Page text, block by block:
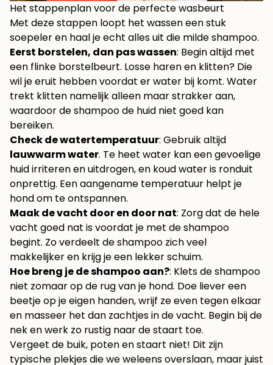
Het stappenplan voor de perfecte wasbeurt
Met deze stappen loopt het wassen een stuk
soepeler en haal je echt alles uit die milde shampoo.
Eerst borstelen, dan pas wassen: Begin altijd met
een flinke borstelbeurt. Losse haren en klitten? Die
wil je eruit hebben voordat er water bij komt. Water
trekt klitten namelijk alleen maar strakker aan,
waardoor de shampoo de huid niet goed kan
bereiken.
Check de watertemperatuur: Gebruik altijd
lauwwarm water. Te heet water kan een gevoelige
huid irriteren en uitdrogen, en koud water is ronduit
onprettig. Een aangename temperatuur helpt je
hond om te ontspannen.
Maak de vacht door en door nat: Zorg dat de hele
vacht goed nat is voordat je met de shampoo
begint. Zo verdeelt de shampoo zich veel
makkelijker en krijg je een lekker schuim.
Hoe breng je de shampoo aan?: Klets de shampoo
niet zomaar op de rug van je hond. Doe liever een
beetje op je eigen handen, wrijf ze even tegen elkaar
en masseer het dan zachtjes in de vacht. Begin bij de
nek en werk zo rustig naar de staart toe.
Vergeet de buik, poten en staart niet! Dit zijn
typische plekjes die we weleens overslaan, maar juist